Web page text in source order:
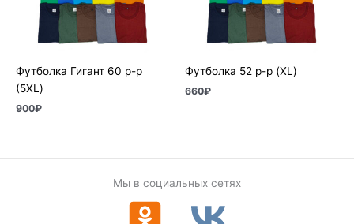
Футболка Гигант 60 р-р
(5XL)
900₽
Футболка 52 р-р (XL)
660₽
Мы в социальных сетях